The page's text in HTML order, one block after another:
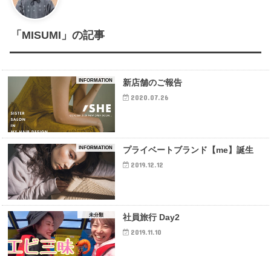
「MISUMI」の記事
INFORMATION 新店舗のご報告
2020.07.26
INFORMATION プライベートブランド【me】誕生
2019.12.12
未分類 社員旅行 Day2
2019.11.10